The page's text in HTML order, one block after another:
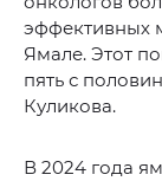
эффективных
Ямале. Этот
пять с
Куликова.
В 2024 года